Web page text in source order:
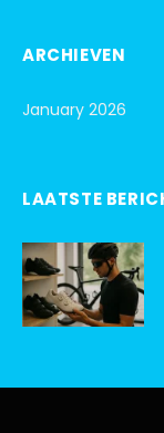
ARCHIEVEN
January 2026
LAATSTE